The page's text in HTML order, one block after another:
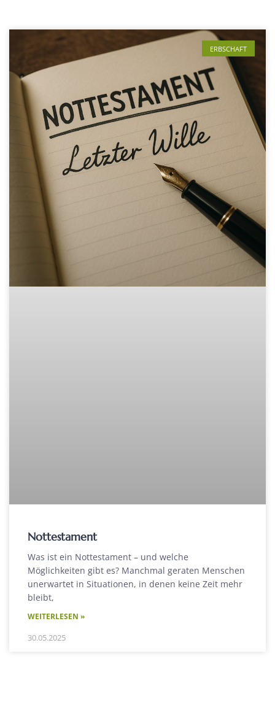
ERBSCHAFT
Nottestament
Was ist ein Nottestament – und welche
Möglichkeiten gibt es? Manchmal geraten Menschen
unerwartet in Situationen, in denen keine Zeit mehr
bleibt,
WEITERLESEN »
30.05.2025